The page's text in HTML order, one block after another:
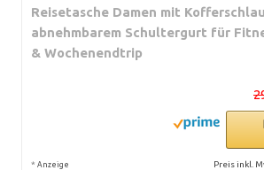
Reisetasche Damen mit
abnehmbarem Schultergurt für
& Wochenendtrip
* Anzeige Preis inkl.